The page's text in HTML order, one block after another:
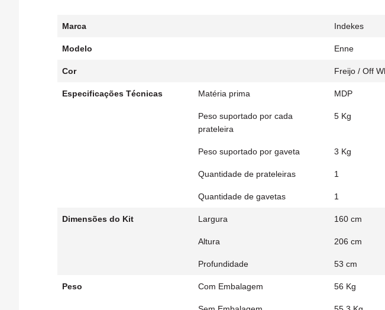
Marca Indekes
Modelo Enne
Cor Freijo / Off
Especificações Técnicas Matéria prima MDP
Peso suportado por cada
prateleira
5 Kg
Peso suportado por gaveta 3 Kg
Quantidade de prateleiras 1
Quantidade de gavetas 1
Dimensões do Kit Largura 160 cm
Altura 206 cm
Profundidade 53 cm
Peso Com Embalagem 56 Kg